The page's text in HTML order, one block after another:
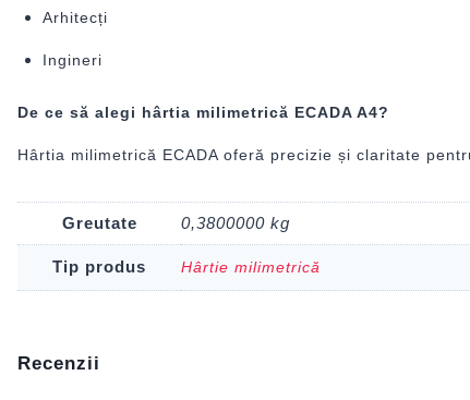
Arhitecți
Ingineri
De ce să alegi hârtia milimetrică ECADA A4?
Hârtia milimetrică ECADA oferă precizie și claritate
Greutate 0,3800000 kg
Tip produs Hârtie milimetrică
Recenzii